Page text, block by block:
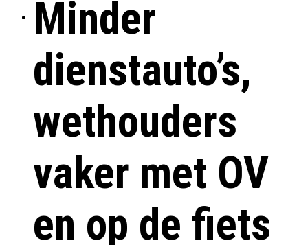
Minder
dienstauto’s,
wethouders
vaker met OV
en op de fiets